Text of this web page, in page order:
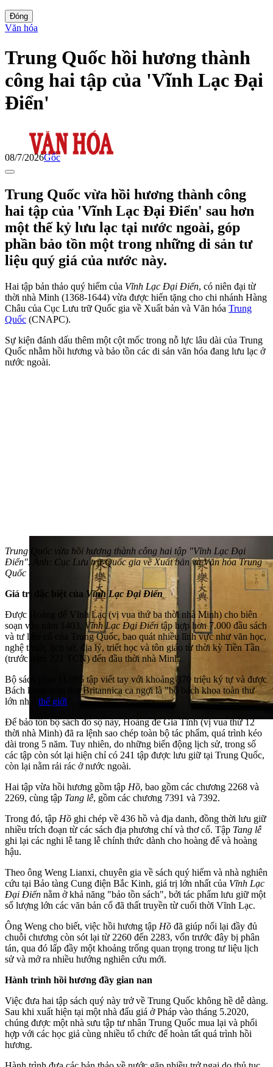
Đóng
Văn hóa
Trung Quốc hồi hương thành
công hai tập của 'Vĩnh Lạc Đại
Điển'
08/7/2026Gốc
Trung Quốc vừa hồi hương thành công
hai tập của 'Vĩnh Lạc Đại Điển' sau hơn
một thế kỷ lưu lạc tại nước ngoài, góp
phần bảo tồn một trong những di sản tư
liệu quý giá của nước này.
Hai tập bản thảo quý hiếm của Vĩnh Lạc Đại Điển, có niên đại từ
thời nhà Minh (1368-1644) vừa được hiến tặng cho chi nhánh Hàng
Châu của Cục Lưu trữ Quốc gia về Xuất bản và Văn hóa Trung
Quốc (CNAPC).
Sự kiện đánh dấu thêm một cột mốc trong nỗ lực lâu dài của Trung
Quốc nhằm hồi hương và bảo tồn các di sản văn hóa đang lưu lạc ở
nước ngoài.
Trung Quốc vừa hồi hương thành công hai tập "Vĩnh Lạc Đại
Điển". Ảnh: Cục Lưu trữ Quốc gia về Xuất bản và Văn hóa Trung
Quốc
Giá trị đặc biệt của Vĩnh Lạc Đại Điển
Được Hoàng đế Vĩnh Lạc (vị vua thứ ba thời nhà Minh) cho biên
soạn vào năm 1403, Vĩnh Lạc Đại Điểntập hợp hơn 7.000 đầu sách
và tư liệu cổ của Trung Quốc, bao quát nhiều lĩnh vực như văn học,
nghệ thuật, lịch sử, địa lý, triết học và tôn giáo từ thời kỳ Tiền Tần
(trước năm 221 TCN) đến đầu thời nhà Minh.
Bộ sách gồm 11.095 tập viết tay với khoảng 370 triệu ký tự và được
Bách khoa toàn thư Britannica ca ngợi là "bộ bách khoa toàn thư
lớn nhất thế giới
Để bảo tồn bộ sách đồ sộ này, Hoàng đế Gia Tĩnh (vị vua thứ 12
thời nhà Minh) đã ra lệnh sao chép toàn bộ tác phẩm, quá trình kéo
dài trong 5 năm. Tuy nhiên, do những biến động lịch sử, trong số
các tập còn sót lại hiện chỉ có 241 tập được lưu giữ tại Trung Quốc,
còn lại nằm rải rác ở nước ngoài.
Hai tập vừa hồi hương gồm tập Hồ, bao gồm các chương 2268 và
2269, cùng tập Tang lễ, gồm các chương 7391 và 7392.
Trong đó, tập Hồ ghi chép về 436 hồ và địa danh, đồng thời lưu giữ
nhiều trích đoạn từ các sách địa phương chí và thơ cổ. Tập Tang lễ
ghi lại các nghi lễ tang lễ chính thức dành cho hoàng đế và hoàng
hậu.
Theo ông Weng Lianxi, chuyên gia về sách quý hiếm và nhà nghiên
cứu tại Bảo tàng Cung điện Bắc Kinh, giá trị lớn nhất của Vĩnh Lạc
Đại Điển nằm ở khả năng "bảo tồn sách", bởi tác phẩm lưu giữ một
số lượng lớn các văn bản cổ đã thất truyền từ cuối thời Vĩnh Lạc.
Ông Weng cho biết, việc hồi hương tập Hồ đã giúp nối lại đầy đủ
chuỗi chương còn sót lại từ 2260 đến 2283, vốn trước đây bị phân
tán, qua đó lấp đầy một khoảng trống quan trọng trong tư liệu lịch
sử và mở ra nhiều hướng nghiên cứu mới.
Hành trình hồi hương đầy gian nan
Việc đưa hai tập sách quý này trở về Trung Quốc không hề dễ dàng.
Sau khi xuất hiện tại một nhà đấu giá ở Pháp vào tháng 5.2020,
chúng được một nhà sưu tập tư nhân Trung Quốc mua lại và phối
hợp với các học giả cùng nhiều tổ chức để hoàn tất quá trình hồi
hương.